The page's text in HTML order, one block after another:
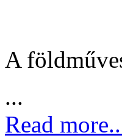
A
...
Read